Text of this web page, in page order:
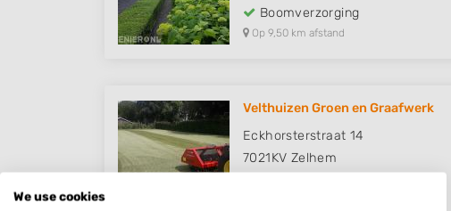
Boomverzorging
Op 9,50 km afstand
Velthuizen Groen en Graafwerk
Eckhorsterstraat 14
7021KV Zelhem
We use cookies